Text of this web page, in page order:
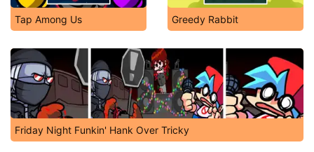
Tap Among Us Greedy Rabbit
Friday Night Funkin' Hank Over Tricky